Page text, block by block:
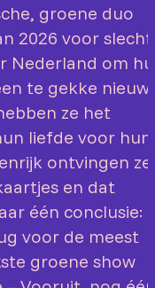
groene duo
2026 voor
Nederland om
te gekke
ze het
liefde voor hun
ontvingen ze
en dat
één conclusie:
voor de meest
groene show